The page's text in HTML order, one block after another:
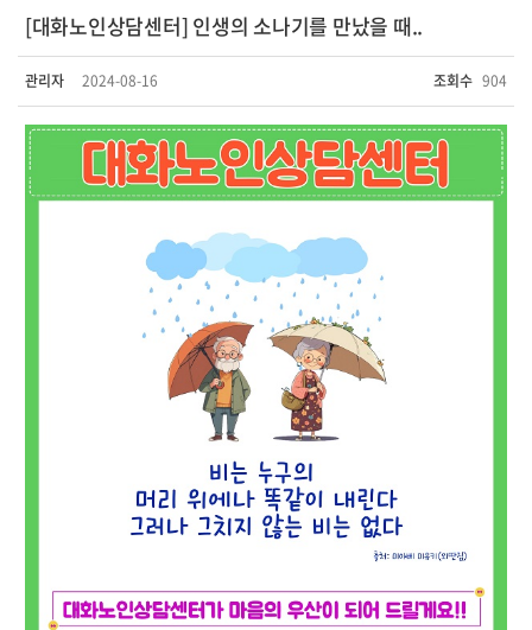
[대화노인상담센터] 인생의 소나기를 만났을 때..
관리자 2024-08-16 조회수 904